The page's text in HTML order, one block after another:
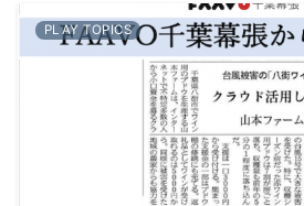
PLAY TOPICS